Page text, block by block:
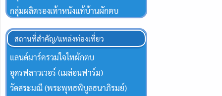
กลุ่มผลิตรองเท้าหนังแท้บ้านผักตบ
สถานที่สำคัญ/แหล่งท่องเที่ยว
แลนด์มาร์ครวมใจไทผักตบ
อุดรฟลาวเวอร์ (เมล่อนฟาร์ม)
วัดสระมณี (พระพุทธพิบูลธนาภิรมย์)